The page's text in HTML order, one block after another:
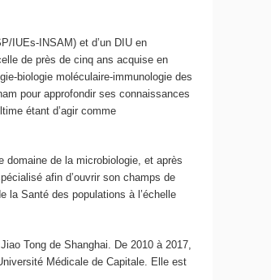
IUEs-INSAM) et d’un DIU en
de près de cinq ans acquise en
biologie moléculaire-immunologie des
pour approfondir ses connaissances
étant d’agir comme
domaine de la microbiologie, et après
afin d’ouvrir son champs de
la Santé des populations à l’échelle
Tong de Shanghai. De 2010 à 2017,
Médicale de Capitale. Elle est